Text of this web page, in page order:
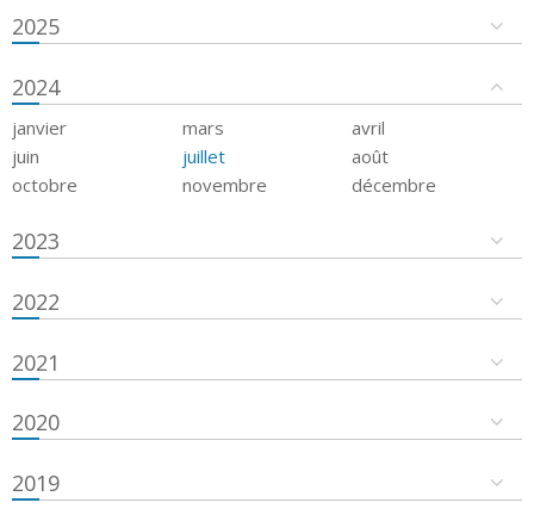
2025
2024
janvier mars
avril
juin
juillet
août
octobre
novembre décembre
2023
2022
2021
2020
2019